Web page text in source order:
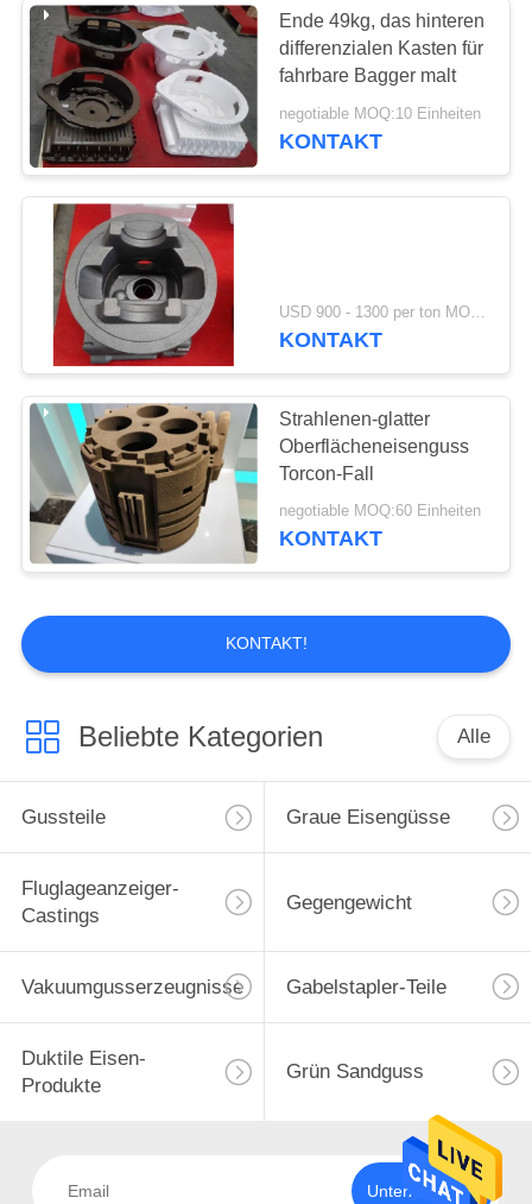
Ende 49kg, das hinteren
differenzialen Kasten für
fahrbare Bagger malt
negotiable MOQ:10 Einheiten
KONTAKT
USD 900 - 1300 per ton MOQ:10 Einheiten
KONTAKT
Strahlenen-glatter
Oberflächeneisenguss
Torcon-Fall
negotiable MOQ:60 Einheiten
KONTAKT
KONTAKT!
Beliebte Kategorien Alle
Gussteile Graue Eisengüsse
Fluglageanzeiger-
Castings
Gegengewicht
Vakuumgusserzeugnisse Gabelstapler-Teile
Duktile Eisen-
Produkte
Grün Sandguss
Unterzeichnen